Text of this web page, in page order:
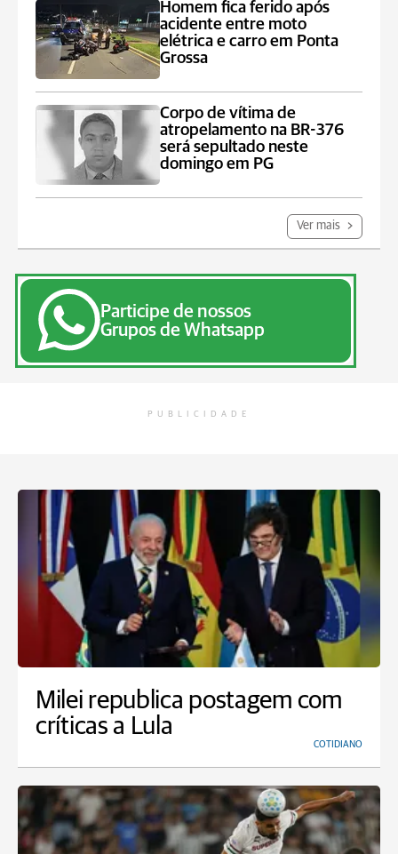
Homem fica ferido após
acidente entre moto
elétrica e carro em Ponta
Grossa
Corpo de vítima de
atropelamento na BR-376
será sepultado neste
domingo em PG
Ver mais
Participe de nossos
Grupos de Whatsapp
PUBLICIDADE
Milei republica postagem com
críticas a Lula
COTIDIANO